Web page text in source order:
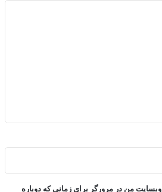
وبسایت من در مرورگر برای زمانی که دوباره